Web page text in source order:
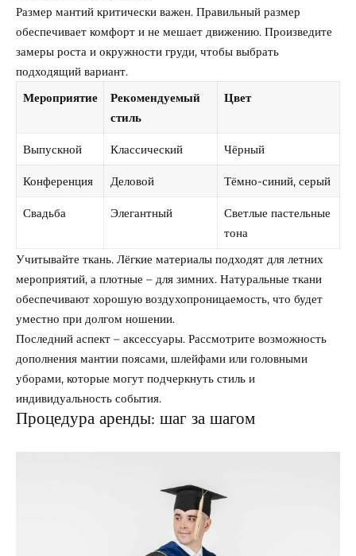
Размер мантий критически важен. Правильный размер
обеспечивает комфорт и не мешает движению. Произведите
замеры роста и окружности груди, чтобы выбрать
подходящий вариант.
Мероприятие
Рекомендуемый
стиль
Цвет
Выпускной Классический Чёрный
Конференция Деловой Тёмно-синий, серый
Свадьба Элегантный
Светлые пастельные
тона
Учитывайте ткань. Лёгкие материалы подходят для летних
мероприятий, а плотные – для зимних. Натуральные ткани
обеспечивают хорошую воздухопроницаемость, что будет
уместно при долгом ношении.
Последний аспект – аксессуары. Рассмотрите возможность
дополнения мантии поясами, шлейфами или головными
уборами, которые могут подчеркнуть стиль и
индивидуальность события.
Процедура аренды: шаг за шагом